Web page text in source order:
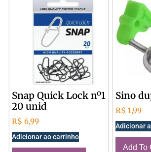
Snap Quick Lock nº1
20 unid
R$ 6,99
Adicionar ao carrinho
Sino
R$ 1,99
Adicionar
Add To